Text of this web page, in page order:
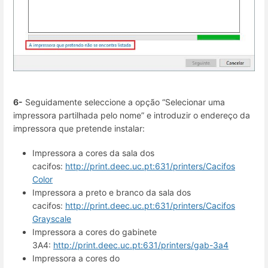
6- Seguidamente seleccione a opção “Selecionar uma
impressora partilhada pelo nome” e introduzir o endereço da
impressora que pretende instalar:
Impressora a cores da sala dos
cacifos: http://print.deec.uc.pt:631/printers/Cacifos
Color
Impressora a preto e branco da sala dos
cacifos: http://print.deec.uc.pt:631/printers/Cacifos
Grayscale
Impressora a cores do gabinete
3A4: http://print.deec.uc.pt:631/printers/gab-3a4
Impressora a cores do